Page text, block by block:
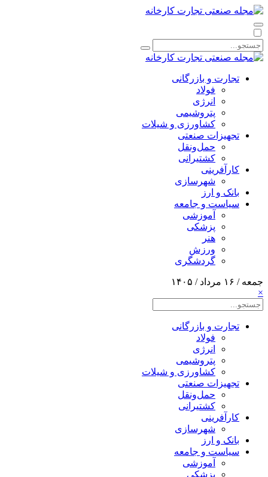
تجارت و بازرگانی
فولاد
انرژی
پتروشیمی
کشاورزی و شیلات
تجهیزات صنعتی
حمل‌و‌نقل
کشتیرانی
کارآفرینی
شهرسازی
بانک و ارز
سیاست و جامعه
آموزشی
پزشکی
هنر
ورزش
گردشگری
جمعه / ۱۶ مرداد / ۱۴۰۵
×
تجارت و بازرگانی
فولاد
انرژی
پتروشیمی
کشاورزی و شیلات
تجهیزات صنعتی
حمل‌و‌نقل
کشتیرانی
کارآفرینی
شهرسازی
بانک و ارز
سیاست و جامعه
آموزشی
پزشکی